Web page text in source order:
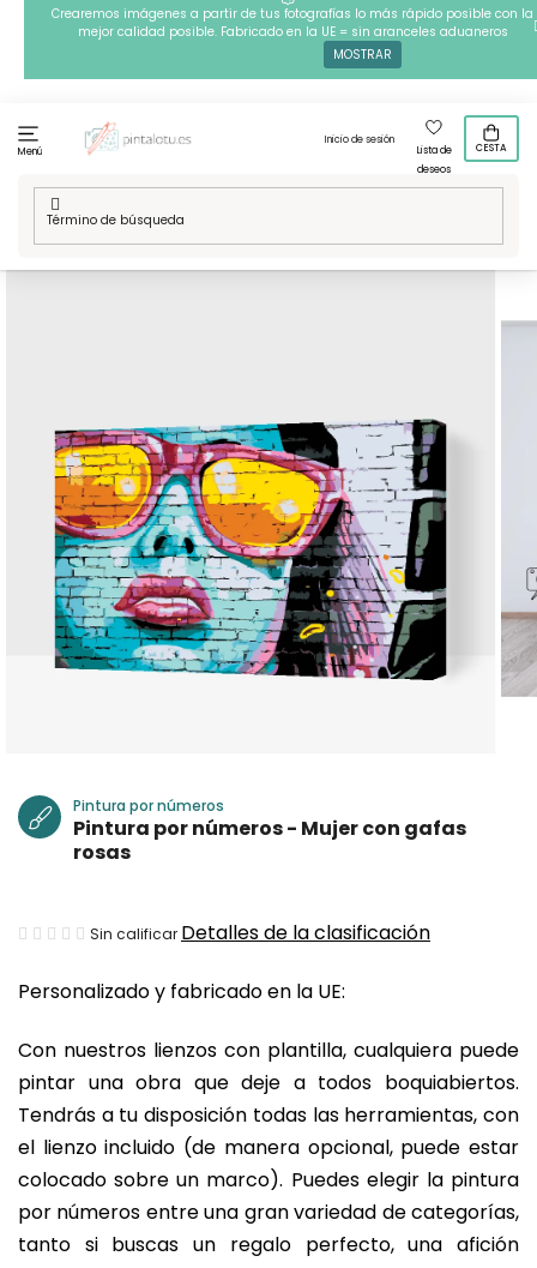
contenido
Crearemos imágenes a partir de tus fotografías lo más rápido posible con la
mejor calidad posible. Fabricado en la UE = sin aranceles aduaneros
MOSTRAR
Menú
Inicio de sesión
Lista de
deseos
CESTA
Inicio
/ Técnicas / Pintura por números / Pintura por números
- Mujer con gafas rosas
Personalizado y fabricado en la UE:
Con nuestros lienzos con plantilla, cualquiera puede
pintar una obra que deje a todos boquiabiertos.
Tendrás a tu disposición todas las herramientas, con
el lienzo incluido (de manera opcional, puede estar
colocado sobre un marco). Puedes elegir la pintura
por números entre una gran variedad de categorías,
tanto si buscas un regalo perfecto, una afición
Pintura por números
Pintura por números - Mujer con gafas
rosas
La
media
producto
es
de
0,0
sobre
5
estrellas.
Sin calificar Detalles de la clasificación